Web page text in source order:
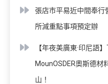
張店市平易近中間奉行
所減重點事項預定辦
【年夜美廣東·印尼語
MounOSDER奧斯德材
山！